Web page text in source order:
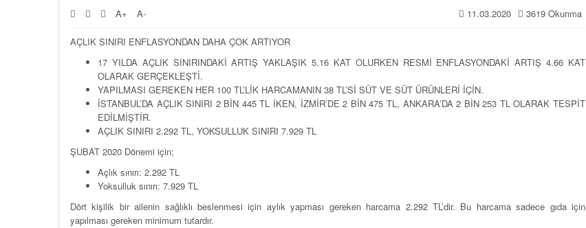
3619 Okunma
11.03.2020
A+ A-
AÇLIK SINIRI ENFLASYONDAN DAHA ÇOK ARTIYOR
17 YILDA AÇLIK SINIRINDAKİ ARTIŞ YAKLAŞIK 5.16 KAT OLURKEN RESMİ ENFLASYONDAKİ ARTIŞ 4.66 KAT
OLARAK GERÇEKLEŞTİ.
YAPILMASI GEREKEN HER 100 TL’LİK HARCAMANIN 38 TL’Sİ SÜT VE SÜT ÜRÜNLERİ İÇİN.
İSTANBUL’DA AÇLIK SINIRI 2 BİN 445 TL İKEN, İZMİR’DE 2 BİN 475 TL, ANKARA’DA 2 BİN 253 TL OLARAK TESPİT
EDİLMİŞTİR.
AÇLIK SINIRI 2.292 TL, YOKSULLUK SINIRI 7.929 TL
ŞUBAT 2020 Dönemi için;
Açlık sınırı: 2.292 TL
Yoksulluk sınırı: 7.929 TL
Dört kişilik bir ailenin sağlıklı beslenmesi için aylık yapması gereken harcama 2.292 TL’dir. Bu harcama sadece gıda için
yapılması gereken minimum tutardır.